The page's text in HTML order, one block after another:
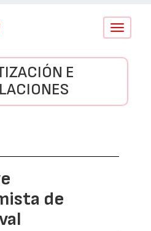
Conmutar
E
de